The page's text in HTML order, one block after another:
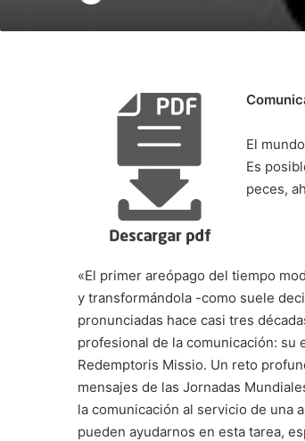
El
Es
peces,
«El primer areópago del tiempo
y transformándola -como suele
pronunciadas hace casi tres
profesional de la comunicación: su
Redemptoris Missio. Un reto
mensajes de las Jornadas
la comunicación al servicio de una
pueden ayudarnos en esta tarea,